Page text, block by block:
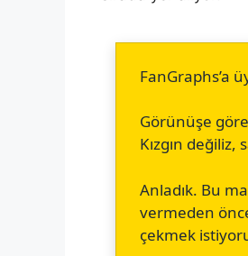
FanGraphs’a
Görünüşe
Kızgın değiliz,
Anladık. Bu
vermeden
çekmek